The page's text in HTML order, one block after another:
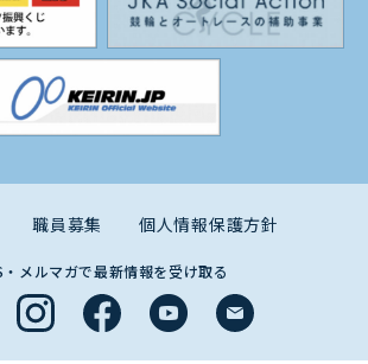
職員募集 個人情報保護方針
・メルマガで最新情報を受け取る